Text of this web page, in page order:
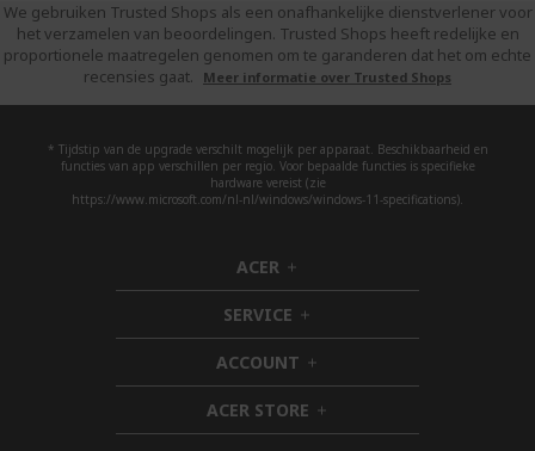
We gebruiken Trusted Shops als een onafhankelijke dienstverlener voor
het verzamelen van beoordelingen. Trusted Shops heeft redelijke en
proportionele maatregelen genomen om te garanderen dat het om echte
recensies gaat.
Meer informatie over Trusted Shops
* Tijdstip van de upgrade verschilt mogelijk per apparaat. Beschikbaarheid en
functies van app verschillen per regio. Voor bepaalde functies is specifieke
hardware vereist (zie
https://www.microsoft.com/nl-nl/windows/windows-11-specifications).
ACER h
i
d
d
e
n
SERVICE h
i
d
d
e
n
ACCOUNT h
i
d
d
ACER STORE h
i